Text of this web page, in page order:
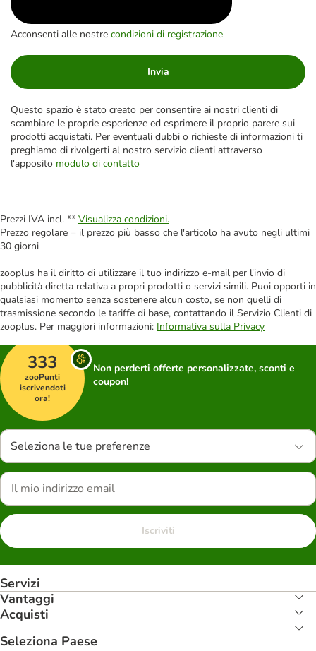
Acconsenti alle nostre condizioni di registrazione
Invia
Questo spazio è stato creato per consentire ai nostri clienti di
scambiare le proprie esperienze ed esprimere il proprio parere sui
prodotti acquistati. Per eventuali dubbi o richieste di informazioni ti
preghiamo di rivolgerti al nostro servizio clienti attraverso
l'apposito modulo di contatto
Prezzi IVA incl. ** Visualizza condizioni.
Prezzo regolare = il prezzo più basso che l'articolo ha avuto negli ultimi
30 giorni
zooplus ha il diritto di utilizzare il tuo indirizzo e-mail per l'invio di
pubblicità diretta relativa a propri prodotti o servizi simili. Puoi opporti in
qualsiasi momento senza sostenere alcun costo, se non quelli di
trasmissione secondo le tariffe di base, contattando il Servizio Clienti di
zooplus. Per maggiori informazioni: Informativa sulla Privacy
333
zooPunti
iscrivendoti
ora!
Non perderti offerte personalizzate, sconti e
coupon!
Seleziona le tue preferenze
Iscriviti
Servizi
Vantaggi
Acquisti
Seleziona Paese